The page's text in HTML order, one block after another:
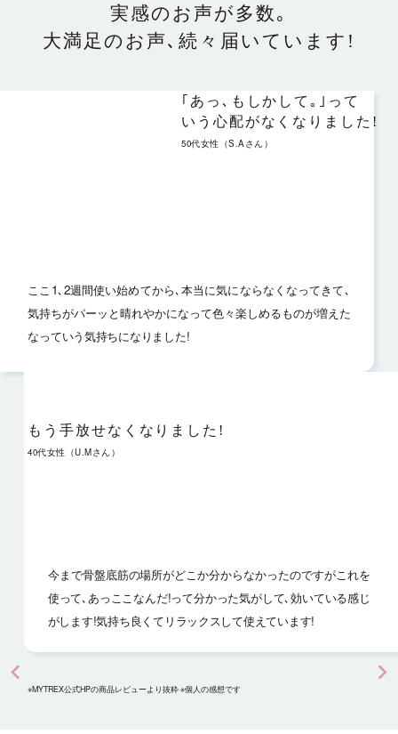
実感のお声が多数｡
大満足のお声､続々届いています!
｢あっ､もしかして｡｣って
いう心配がなくなりました!
50代女性（S.Aさん）
ここ1､2週間使い始めてから､本当に気にならなくなってきて､
気持ちがパーッと晴れやかになって色々楽しめるものが増えた
なっていう気持ちになりました!
もう手放せなくなりました!
40代女性（U.Mさん）
今まで骨盤底筋の場所がどこか分からなかったのですがこれを
使って､あっここなんだ!って分かった気がして､効いている感じ
がします!気持ち良くてリラックスして使えています!
※MYTREX公式HPの商品レビューより抜粋 ※個人の感想です